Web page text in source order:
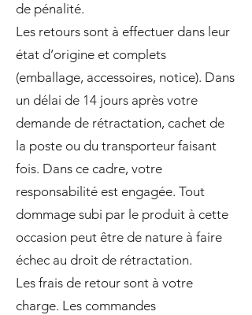
de pénalité.
Les retours sont à effectuer dans leur
état d’origine et complets
(emballage, accessoires, notice). Dans
un délai de 14 jours après votre
demande de rétractation, cachet de
la poste ou du transporteur faisant
fois. Dans ce cadre, votre
responsabilité est engagée. Tout
dommage subi par le produit à cette
occasion peut être de nature à faire
échec au droit de rétractation.
Les frais de retour sont à votre
charge. Les commandes